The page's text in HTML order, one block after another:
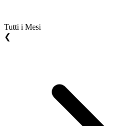
Tutti i Mesi
❮